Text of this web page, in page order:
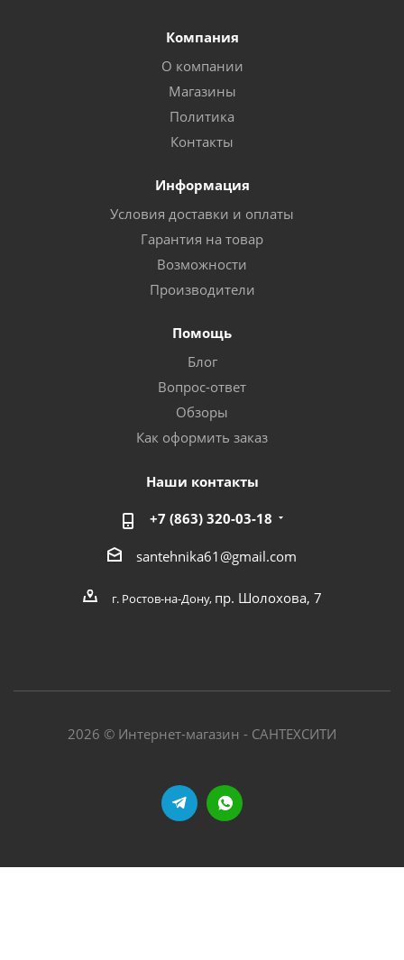
Компания
О компании
Магазины
Политика
Контакты
Информация
Условия доставки и оплаты
Гарантия на товар
Возможности
Производители
Помощь
Блог
Вопрос-ответ
Обзоры
Как оформить заказ
Наши контакты
+7 (863) 320-03-18
santehnika61@gmail.com
г. Ростов-на-Дону, пр. Шолохова, 7
2026 © Интернет-магазин - САНТЕХСИТИ